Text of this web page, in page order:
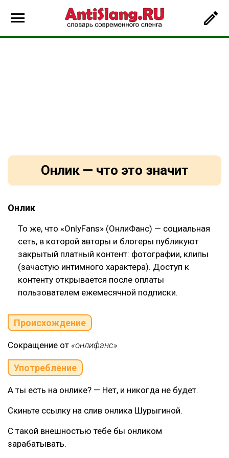
Онлик — что это значит
Онлик
То же, что «OnlyFans» (ОнлиФанс) — социальная
сеть, в которой авторы и блогеры публикуют
закрытый платный контент: фотографии, клипы
(зачастую интимного характера). Доступ к
контенту открывается после оплаты
пользователем ежемесячной подписки.
Происхождение
Сокращение от «онлифанс»
Употребление
А ты есть на онлике? — Нет, и никогда не будет.
Скиньте ссылку на слив онлика Шурыгиной.
С такой внешностью тебе бы онликом
зарабатывать.